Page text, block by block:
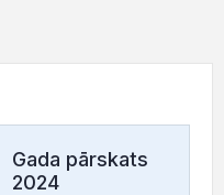
Gada pārskats
2024